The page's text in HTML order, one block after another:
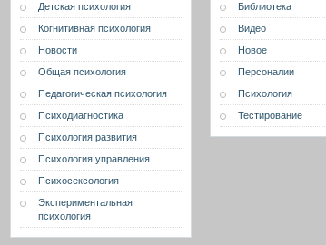
Детская психология
Когнитивная психология
Новости
Общая психология
Педагогическая психология
Психодиагностика
Психология развития
Психология управления
Психосексология
Экспериментальная
психология
Библиотека
Видео
Новое
Персоналии
Психология
Тестирование